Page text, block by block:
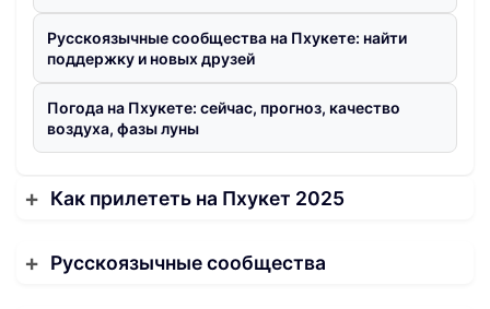
Русскоязычные сообщества на Пхукете: найти
поддержку и новых друзей
Погода на Пхукете: сейчас, прогноз, качество
воздуха, фазы луны
Как прилететь на Пхукет 2025
Русскоязычные сообщества